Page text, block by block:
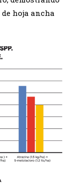
hoja ancha